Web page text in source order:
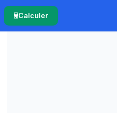
Calculer